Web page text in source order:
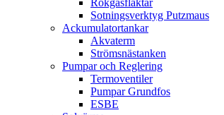
Rökgasfläktar
Sotningsverktyg Putzmaus
Ackumulatortankar
Akvaterm
Strömsnästanken
Pumpar och Reglering
Termoventiler
Pumpar Grundfos
ESBE